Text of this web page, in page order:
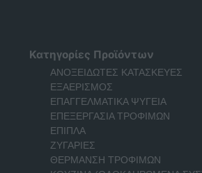
Κατηγορίες Προϊόντων
ΑΝΟΞΕΙΔΩΤΕΣ ΚΑΤΑΣΚΕΥΕΣ
ΕΞΑΕΡΙΣΜΟΣ
ΕΠΑΓΓΕΛΜΑΤΙΚΑ ΨΥΓΕΙΑ
ΕΠΕΞΕΡΓΑΣΙΑ ΤΡΟΦΙΜΩΝ
ΕΠΙΠΛΑ
ΖΥΓΑΡΙΕΣ
ΘΕΡΜΑΝΣΗ ΤΡΟΦΙΜΩΝ